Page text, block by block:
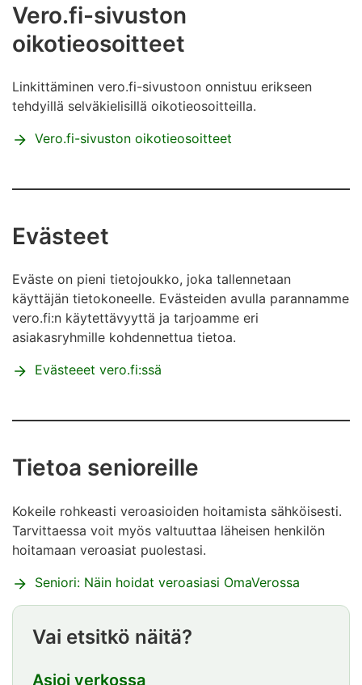
Vero.fi-sivuston
oikotieosoitteet
Linkittäminen vero.fi-sivustoon onnistuu erikseen
tehdyillä selväkielisillä oikotieosoitteilla.
Vero.fi-sivuston oikotieosoitteet
Evästeet
Eväste on pieni tietojoukko, joka tallennetaan
käyttäjän tietokoneelle. Evästeiden avulla parannamme
vero.fi:n käytettävyyttä ja tarjoamme eri
asiakasryhmille kohdennettua tietoa.
Evästeeet vero.fi:ssä
Tietoa senioreille
Kokeile rohkeasti veroasioiden hoitamista sähköisesti.
Tarvittaessa voit myös valtuuttaa läheisen henkilön
hoitamaan veroasiat puolestasi.
Seniori: Näin hoidat veroasiasi OmaVerossa
Vai etsitkö näitä?
Asioi verkossa